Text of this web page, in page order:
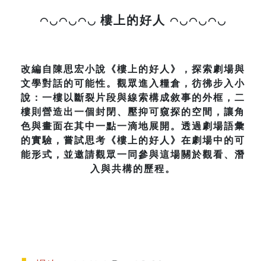
◠◡◠◡◠◡ 樓上的好人 ◠◡◠◡◠◡
改編自陳思宏小說《樓上的好人》，探索劇場與
文學對話的可能性。觀眾進入糧倉，彷彿步入小
說：一樓以斷裂片段與線索構成敘事的外框，二
樓則營造出一個封閉、壓抑可窺探的空間，讓角
色與畫面在其中一點一滴地展開。透過劇場語彙
的實驗，嘗試思考《樓上的好人》在劇場中的可
能形式，並邀請觀眾一同參與這場關於觀看、潛
入與共構的歷程。